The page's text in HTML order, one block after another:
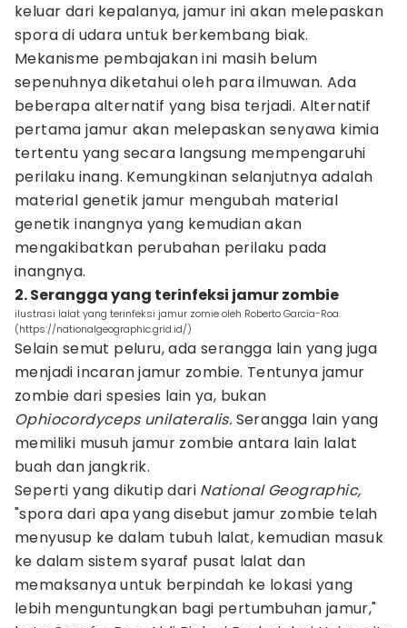
keluar dari kepalanya, jamur ini akan melepaskan
spora di udara untuk berkembang biak.
Mekanisme pembajakan ini masih belum
sepenuhnya diketahui oleh para ilmuwan. Ada
beberapa alternatif yang bisa terjadi. Alternatif
pertama jamur akan melepaskan senyawa kimia
tertentu yang secara langsung mempengaruhi
perilaku inang. Kemungkinan selanjutnya adalah
material genetik jamur mengubah material
genetik inangnya yang kemudian akan
mengakibatkan perubahan perilaku pada
inangnya.
2. Serangga yang terinfeksi jamur zombie
ilustrasi lalat yang terinfeksi jamur zomie oleh Roberto García-Roa.
(https://nationalgeographic.grid.id/)
Selain semut peluru, ada serangga lain yang juga
menjadi incaran jamur zombie. Tentunya jamur
zombie dari spesies lain ya, bukan
Ophiocordyceps unilateralis. Serangga lain yang
memiliki musuh jamur zombie antara lain lalat
buah dan jangkrik.
Seperti yang dikutip dari National Geographic,
"spora dari apa yang disebut jamur zombie telah
menyusup ke dalam tubuh lalat, kemudian masuk
ke dalam sistem syaraf pusat lalat dan
memaksanya untuk berpindah ke lokasi yang
lebih menguntungkan bagi pertumbuhan jamur,"